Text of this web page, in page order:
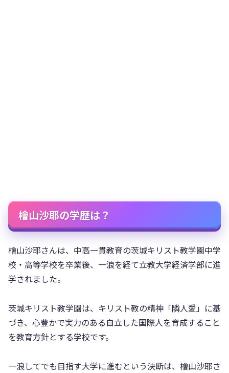
檜山沙耶の学歴は？
檜山沙耶さんは、中高一貫教育の茨城キリスト教学園中学
校・高等学校を卒業後、一浪を経て立教大学経済学部に進
学されました。
茨城キリスト教学園は、キリスト教の精神「隣人愛」に基
づき、心豊かで実力のある自立した国際人を育成すること
を教育方針とする学校です。
一浪してでも目指す大学に進むという決断は、檜山沙耶さ